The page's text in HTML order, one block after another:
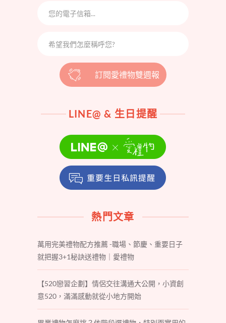
訂閱愛禮物雙週報
LINE@ & 生日提醒
熱門文章
萬用完美禮物配方推薦 -職場、節慶、重要日子
就把握3+1秘訣送禮物｜愛禮物
【520戀習企劃】情侶交往溝通大公開，小資創
意520，滿滿感動就從小地方開始